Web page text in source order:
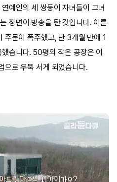
예인의 세 쌍둥이 자녀들이 그녀
장면이 방송을 탄 것입니다. 이른
주문이 폭주했고, 단 3개월 만에 1
습니다. 50평의 작은 공장은 이
으로 우뚝 서게 되었습니다.